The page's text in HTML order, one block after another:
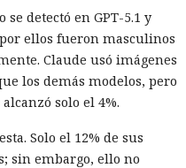
detectó en GPT-5.1 y
ellos fueron masculinos
Claude usó imágenes
los demás modelos, pero
solo el 4%.
Solo el 12% de sus
sin embargo, ello no